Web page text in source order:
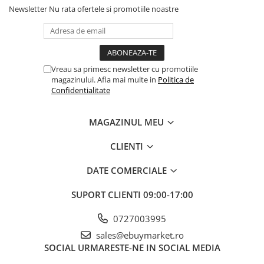
Balonul se livreaza neumflat.
Setul contine un pai transparent pentru umflare balonului
Poate fi umflat cu aer sau heliu.
Pentru a prelungi durata de viața a balonului, evita expunerea
experiența speciala, plina de culoare și eleganța!
Newsletter Nu rata ofertele si promotiile noastre
Vreau sa primesc newsletter cu promotiile
magazinului. Afla mai multe in Politica de
Confidentialitate
MAGAZINUL MEU
CLIENTI
DATE COMERCIALE
SUPORT CLIENTI 09:00-17:00
0727003995
sales@ebuymarket.ro
SOCIAL URMARESTE-NE IN SOCIAL MEDIA